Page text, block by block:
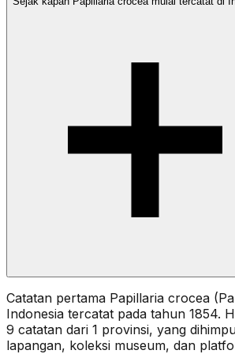
Catatan pertama Papillaria crocea
Indonesia tercatat pada tahun 1854.
9 catatan dari 1 provinsi, yang
lapangan, koleksi museum, dan